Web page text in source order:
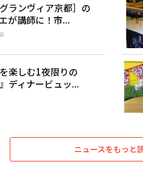
グランヴィア京都］の
が講師に！市...
楽しむ1夜限りの
ディナービュッ...
ニュースをもっと